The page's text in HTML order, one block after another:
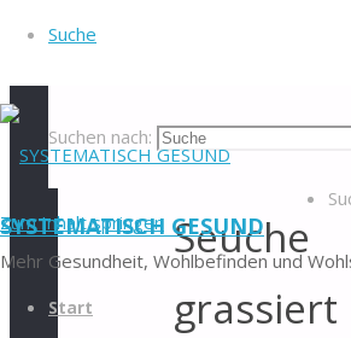
Suche
Suchen nach:
SYSTEMATISCH GESUND
Mehr Gesundheit, Wohlbefinden und
Zum Inhalt springen
Start
welche
Seuche
grassiert